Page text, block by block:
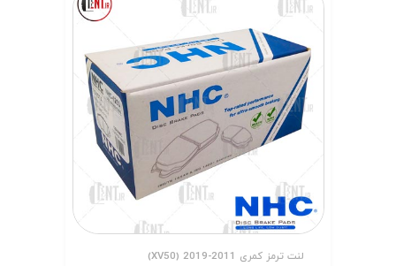
لنت ترمز کمری 2011-2019 (XV50)